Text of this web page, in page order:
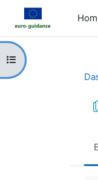
Skip to main content
Open course index